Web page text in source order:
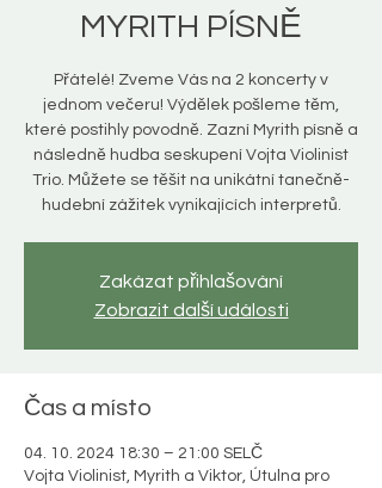
MYRITH PÍSNĚ
Přátelé! Zveme Vás na 2 koncerty v
jednom večeru! Výdělek pošleme těm,
které postihly povodně. Zazní Myrith písně a
následně hudba seskupení Vojta Violinist
Trio. Můžete se těšit na unikátní tanečně-
hudební zážitek vynikajících interpretů.
Zakázat přihlašování
Zobrazit další události
Čas a místo
04. 10. 2024 18:30 – 21:00 SELČ
Vojta Violinist, Myrith a Viktor, Útulna pro